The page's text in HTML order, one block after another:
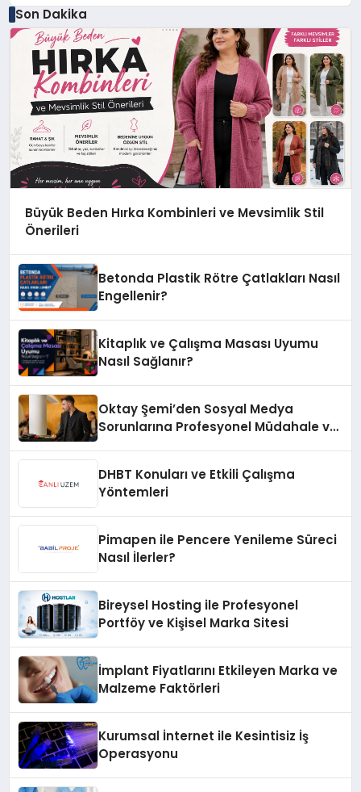
Son Dakika
Büyük Beden Hırka Kombinleri ve Mevsimlik Stil
Önerileri
Betonda Plastik Rötre Çatlakları Nasıl
Engellenir?
Kitaplık ve Çalışma Masası Uyumu
Nasıl Sağlanır?
Oktay Şemi’den Sosyal Medya
Sorunlarına Profesyonel Müdahale ve
DHBT Konuları ve Etkili Çalışma
Yöntemleri
Pimapen ile Pencere Yenileme Süreci
Nasıl İlerler?
Bireysel Hosting ile Profesyonel
Portföy ve Kişisel Marka Sitesi
İmplant Fiyatlarını Etkileyen Marka ve
Malzeme Faktörleri
Kurumsal İnternet ile Kesintisiz İş
Operasyonu